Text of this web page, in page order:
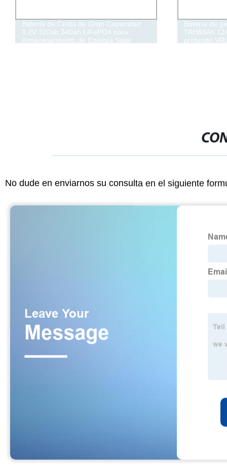
Batería de Celda de Gran Capacidad
3.2V 320ah 340ah LiFePO4 para
Almacenamiento de Energía Solar
Batería de
7AH&9Ah
profundo
No dude en enviarnos su consulta en el siguiente